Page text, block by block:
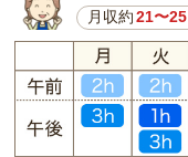
月収約 21〜25